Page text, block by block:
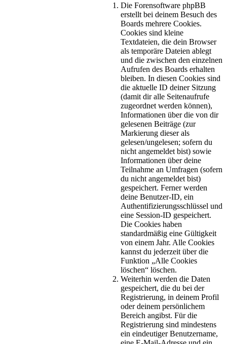
Die Forensoftware phpBB
erstellt bei deinem Besuch des
Boards mehrere Cookies.
Cookies sind kleine
Textdateien, die dein Browser
als temporäre Dateien ablegt
und die zwischen den einzelnen
Aufrufen des Boards erhalten
bleiben. In diesen Cookies sind
die aktuelle ID deiner Sitzung
(damit dir alle Seitenaufrufe
zugeordnet werden können),
Informationen über die von dir
gelesenen Beiträge (zur
Markierung dieser als
gelesen/ungelesen; sofern du
nicht angemeldet bist) sowie
Informationen über deine
Teilnahme an Umfragen (sofern
du nicht angemeldet bist)
gespeichert. Ferner werden
deine Benutzer-ID, ein
Authentifizierungsschlüssel und
eine Session-ID gespeichert.
Die Cookies haben
standardmäßig eine Gültigkeit
von einem Jahr. Alle Cookies
kannst du jederzeit über die
Funktion „Alle Cookies
löschen“ löschen.
Weiterhin werden die Daten
gespeichert, die du bei der
Registrierung, in deinem Profil
oder deinem persönlichem
Bereich angibst. Für die
Registrierung sind mindestens
ein eindeutiger Benutzername,